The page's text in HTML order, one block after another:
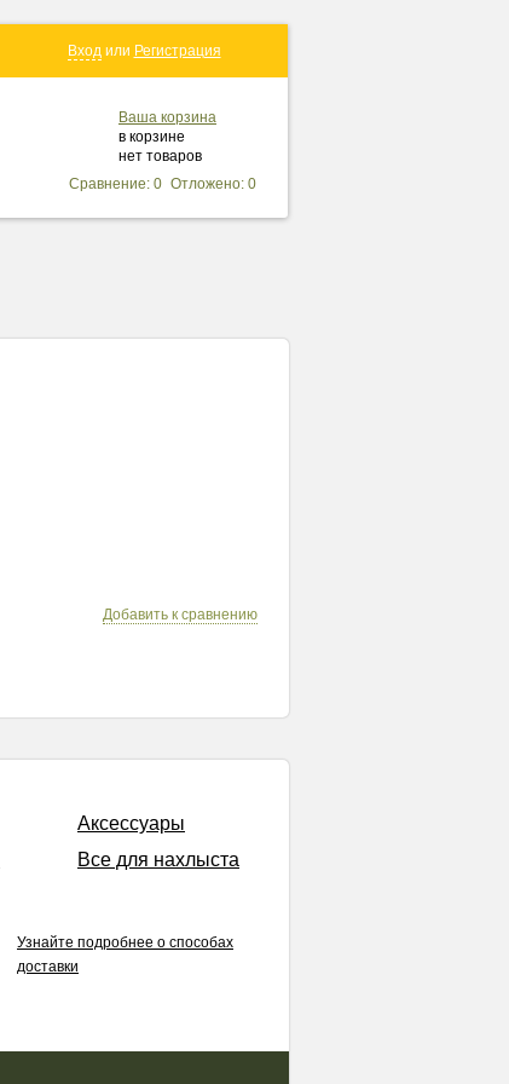
Входили Регистрация
Ваша корзина
в корзине
нет товаров
Сравнение: 0 Отложено: 0
Добавить к сравнению
Аксессуары
Все для нахлыста
Узнайте подробнее о способах
доставки